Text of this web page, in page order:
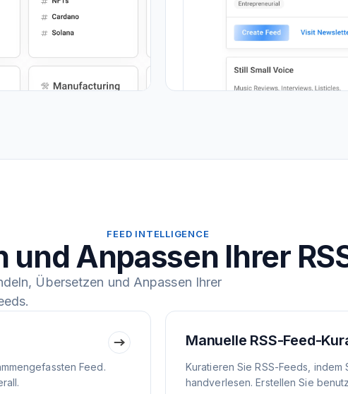
FEED INTELLIGENCE
und Anpassen Ihrer
Übersetzen und Anpassen Ihrer
Feed.
Manuelle RSS-Feed-
Kuratieren Sie RSS-Feeds,
handverlesen. Erstellen Sie